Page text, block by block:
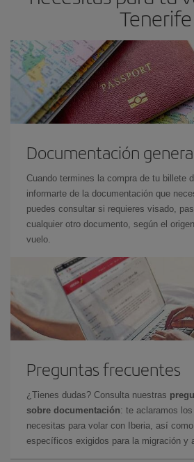
Tenerife
Documentación
Cuando termines la compra de tu billete
informarte de la documentación que
puedes consultar si requieres visado,
cualquier otro documento, según el
vuelo.
Preguntas frecuentes
¿Tienes dudas? Consulta nuestras
sobre documentación: te aclaramos
necesitas para volar con Iberia, así
específicos exigidos para la migración y